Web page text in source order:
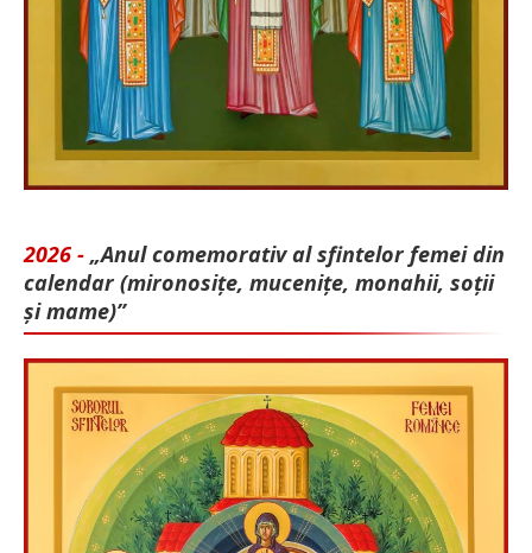
2026 - „Anul comemorativ al sfintelor femei din
calendar (mironosițe, mu­cenițe, monahii, soții
și mame)”